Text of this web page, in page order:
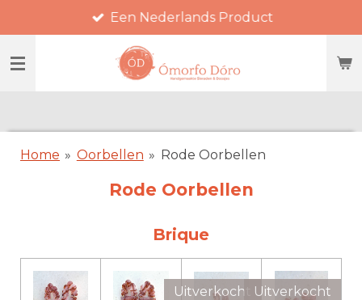
naar
Een Nederlands Product
Home » Oorbellen » Rode Oorbellen
Rode Oorbellen
Brique
Uitverkocht Uitverkocht